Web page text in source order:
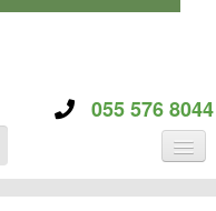
055 576 8044